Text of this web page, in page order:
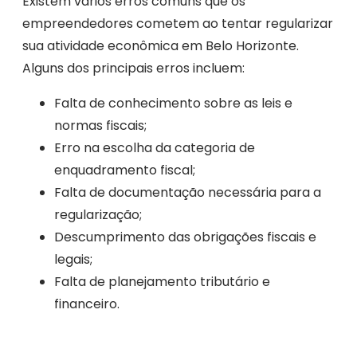
empreendedores cometem ao tentar regularizar
sua atividade econômica em Belo Horizonte.
Alguns dos principais erros incluem:
Falta de conhecimento sobre as leis e
normas fiscais;
Erro na escolha da categoria de
enquadramento fiscal;
Falta de documentação necessária para a
regularização;
Descumprimento das obrigações fiscais e
legais;
Falta de planejamento tributário e
financeiro.